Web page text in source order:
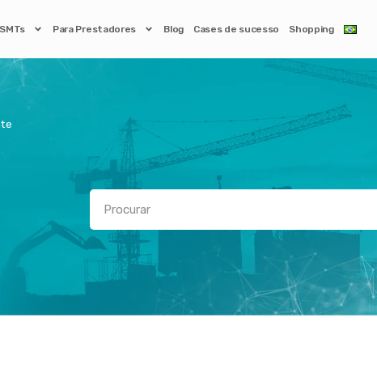
Para Prestadores Blog Cases de sucesso Shopping